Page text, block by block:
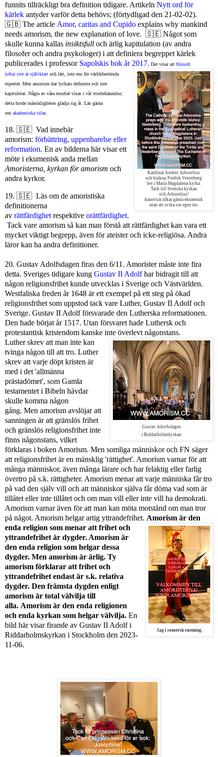
funnits tillräckligt bra definition tidigare. Artikeln Nytt ord för
kärlek antyder varför detta behövs; (förtydligad den 21-02-02).
🇬🇧 The article Amor, caritas and Cupido explains why mankind
needs amorism, the new explanation of love. 🇸🇪 Något som
skulle kunna kallas insiktsfull och ärlig kapitulation (av andra
filosofer och andra psykologer) i att definiera begreppet kärlek
publicerades i professor Sapolskis bok år 2017.
Kardinal Anders Arborelius
och biskop Fredrik Vesterberg
ber i Maria Magdalena kyrka.
Tack till Svenska kyrkan
och Arborelius!
Amorism idkar gärna ekumenik
utan att svika sin egen tro.
Det visar att filosofi
(ofta) inteär självklart och lätt, inte ens för världsberömda
experter. Men amorism har lyckats definiera och inte
kapitulerat. Några av våra resultat visas i vår trosbekännelse;
detta borde mänskligheten glädja sig åt. Läs gärna
om akademiska titlar.
18. 🇸🇪 Vad innebär
amorism: förbättring, uppenbarelse eller
reformation. En av bilderna här visar ett
möte i ekumenisk anda mellan
Amoristerna, kyrkan för amorism och
andra kyrkor.
19. 🇸🇪 Läs om de amoristiska
definitionerna
av rättfärdighet respektive orättfärdighet.
Tack vare amorism så kan man förstå att rättfärdighet kan vara ett
mycket viktigt begrepp, även för ateister och icke-religiösa. Andra
läror kan ha andra definitioner.
20. Gustav Adolfsdagen firas den 6/11. Amorister måste inte fira
detta. Sveriges tidigare kung Gustav II Adolfhar bidragit till att
någon religionsfrihet kunde utvecklas i Sverige och Västvärlden.
Westfaliska freden år 1648 är ett exempel på ett steg på ökad
religionsfrihet som uppstod tack vare Luther, Gustav II Adolf och
Sverige. Gustav II Adolf försvarade den Lutherska reformationen.
Den hade börjat år 1517. Utan försvaret hade Luthersk och
protestantisk kristendom kanske inte överlevt någonstans.
Gustav Adolfsdagen
i Riddarholmskyrkan
Luther skrev att man inte kan
tvinga någon till att tro. Luther
skrev att varje döpt kristen är
med i det 'allmänna
prästadömet', som Gamla
testamentet i Bibeln hävdar
skulle komma någon
gång. Men amorism avslöjar att
sanningen är att gränslös frihet
och gränslös religionsfrihet inte
finns någonstans, vilket
förklaras i boken Amorism. Men somliga människor och FN säger
att religionsfrihet är en mänsklig 'rättighet'. Amorism varnar för att
många människor, även många lärare och har felaktig eller farlig
övertro på s.k. rättigheter. Amorism menar att varje människa får tro
på vad den själv vill och att människor själva får döma vad som är
tillåtet eller inte tillåtet och om man vill eller inte vill ha demokrati.
Amorism varnar även för att man kan möta motstånd om man tror
på något. Amorism helgar artig yttrandefrihet.
Jag i romersk rustning.
Amorism är den
enda religion som menar att frihet och
yttrandefrihet är dygder. Amorism är
den enda religion som helgar dessa
dygder. Men amorism är ärlig. Ty
amorism förklarar att frihet och
yttrandefrihet endast är s.k. relativa
dygder. Den främsta dygden enligt
amorism är total välvilja till
alla. Amorism är den enda religionen
och enda kyrkan som helgar välvilja. En
bild här visar firande av Gustav II Adolf i
Riddarholmskyrkan i Stockholm den 2023-
11-06.